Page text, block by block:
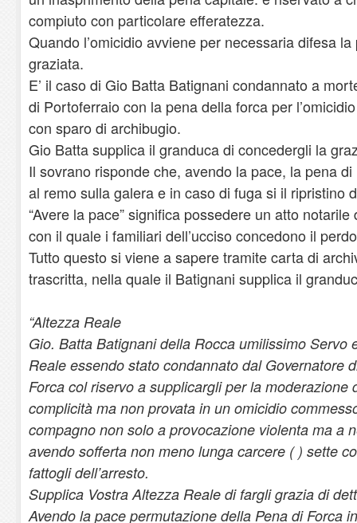
compiuto con particolare efferatezza.
Quando l’omicidio avviene per necessaria difesa
graziata.
E’ il caso di Gio Batta Batignani condannato a
di Portoferraio con la pena della forca per
con sparo di archibugio.
Gio Batta supplica il granduca di concedergli la
Il sovrano risponde che, avendo la pace, la pena
al remo sulla galera e in caso di fuga si il ripristino
“Avere la pace” significa possedere un atto
con il quale i familiari dell’ucciso concedono il
Tutto questo si viene a sapere tramite carta di
trascritta, nella quale il Batignani supplica il
“Altezza Reale
Gio. Batta Batignani della Rocca umilissimo Servo
Reale essendo stato condannato dal Governatore
Forca col riservo a supplicargli per la moderazione
complicità ma non provata in un omicidio
compagno non solo a provocazione violenta ma a
avendo sofferta non meno lunga carcere ( ) sette
fattogli dell’arresto.
Supplica Vostra Altezza Reale di fargli grazia di
Avendo la pace permutazione della Pena di Forca